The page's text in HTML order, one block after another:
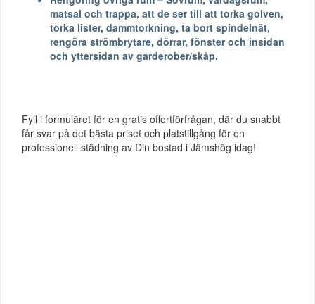
matsal och trappa, att de ser till att torka golven,
torka lister, dammtorkning, ta bort spindelnät,
rengöra strömbrytare, dörrar, fönster och insidan
och yttersidan av garderober/skåp.
Fyll i formuläret för en gratis offertförfrågan, där du snabbt
får svar på det bästa priset och platstillgång för en
professionell städning av Din bostad i Jämshög idag!